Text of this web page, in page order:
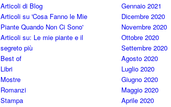
Articoli di Blog
Articoli su 'Cosa Fanno le Mie
Piante Quando Non Ci Sono'
Articoli su: Le mie piante e il
segreto più
Best of
Libri
Mostre
Romanzi
Stampa
Gennaio 2021
Dicembre 2020
Novembre 2020
Ottobre 2020
Settembre 2020
Agosto 2020
Luglio 2020
Giugno 2020
Maggio 2020
Aprile 2020